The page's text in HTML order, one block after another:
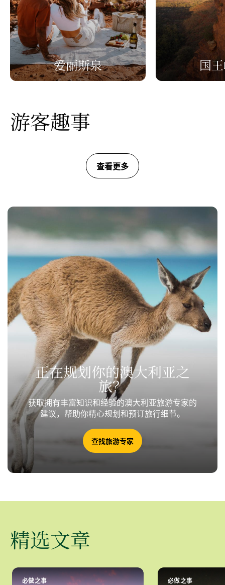
爱丽斯泉 国
游客趣事
查看更多
正在规划你的澳大利亚之
旅？
获取拥有丰富知识和经验的澳大利亚旅游专家的
建议，帮助你精心规划和预订旅行细节。
查找旅游专家
精选文章
必做之事 必做之事